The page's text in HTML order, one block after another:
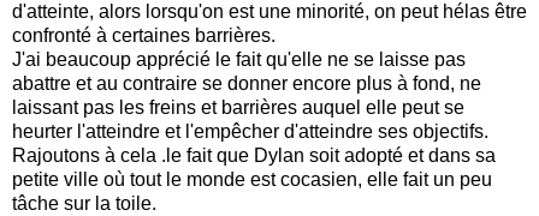
d'atteinte, alors lorsqu'on est une minorité, on peut hélas être
confronté à certaines barrières.
J'ai beaucoup apprécié le fait qu'elle ne se laisse pas
abattre et au contraire se donner encore plus à fond, ne
laissant pas les freins et barrières auquel elle peut se
heurter l'atteindre et l'empêcher d'atteindre ses objectifs.
Rajoutons à cela .le fait que Dylan soit adopté et dans sa
petite ville où tout le monde est cocasien, elle fait un peu
tâche sur la toile.